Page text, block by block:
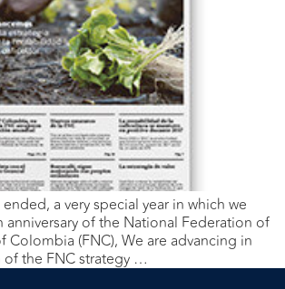
ended, a very special year in which we
anniversary of the National Federation of
Colombia (FNC), We are advancing in
the FNC strategy …